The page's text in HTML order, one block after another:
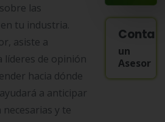
las
tu industria.
asiste a
líderes de opinión
hacia dónde
a anticipar
y te
un
Asesor